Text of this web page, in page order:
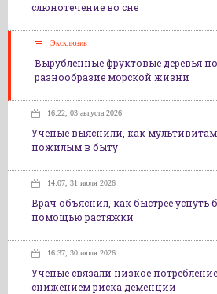
слюнотечение во сне
Эксклюзив
Вырубленные фруктовые деревья
разнообразие морской жизни
16:22, 03 августа 2026
Ученые выяснили, как
пожилым в быту
14:07, 31 июля 2026
Врач объяснил, как быстрее уснуть
помощью растяжки
16:37, 30 июля 2026
Ученые связали низкое потребление
снижением риска деменции